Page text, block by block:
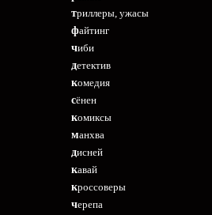
триллеры, ужасы
файтинг
чиби
детектив
комедия
сёнен
комиксы
манхва
дисней
кавай
кроссоверы
черепа